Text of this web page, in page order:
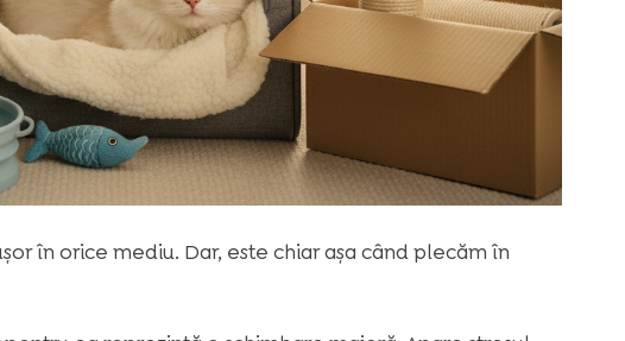
în orice mediu. Dar, este chiar așa când plecăm în